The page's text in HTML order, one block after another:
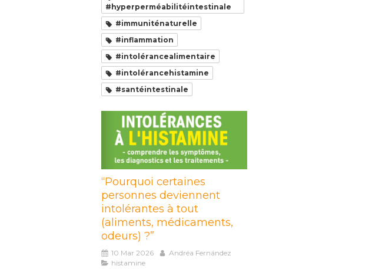
#hyperperméabilitéintestinale
#immuniténaturelle
#inflammation
#intolérancealimentaire
#intolérancehistamine
#santéintestinale
“Pourquoi certaines
personnes deviennent
intolérantes à tout
(aliments, médicaments,
odeurs) ?”
10 Mar 2026
Andréa Fernández
histamine